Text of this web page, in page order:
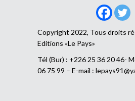
Copyright 2022, Tous droits
Editions «Le Pays»
Tél (Bur) : +226 25 36 20 46-
06 75 99 – E-mail :